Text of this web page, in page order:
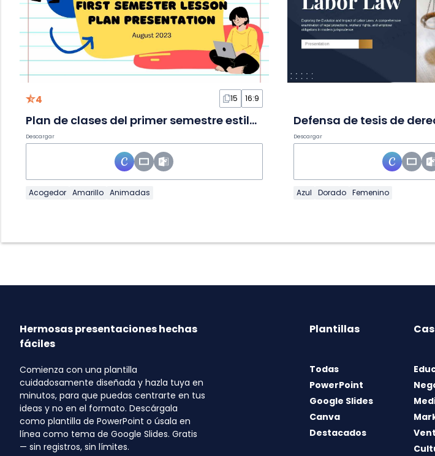
4 15 16:9
Plan de clases del primer semestre estilo doodle en Diapositivas
Descargar
Acogedor Amarillo Animadas
Descargar
Azul Dorado Femenino
Hermosas presentaciones hechas
fáciles
Comienza con una plantilla
cuidadosamente diseñada y hazla tuya en
minutos, para que puedas centrarte en tus
ideas y no en el formato. Descárgala
como plantilla de PowerPoint o úsala en
línea como tema de Google Slides. Gratis
— sin registros, sin límites.
Plantillas
Todas
PowerPoint
Google Slides
Canva
Destacados